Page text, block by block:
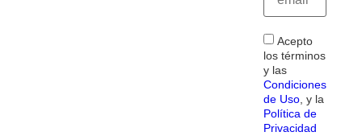
Acepto
los términos
y las
Condiciones
de Uso, y la
Política de
Privacidad